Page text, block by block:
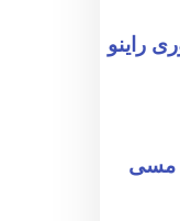
راینو
مسی